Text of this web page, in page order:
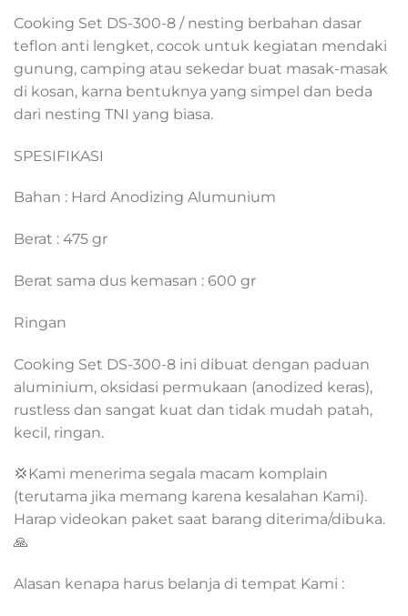
Cooking Set DS-300-8 / nesting berbahan dasar
teflon anti lengket, cocok untuk kegiatan mendaki
gunung, camping atau sekedar buat masak-masak
di kosan, karna bentuknya yang simpel dan beda
dari nesting TNI yang biasa.
SPESIFIKASI
Bahan : Hard Anodizing Alumunium
Berat : 475 gr
Berat sama dus kemasan : 600 gr
Ringan
Cooking Set DS-300-8 ini dibuat dengan paduan
aluminium, oksidasi permukaan (anodized keras),
rustless dan sangat kuat dan tidak mudah patah,
kecil, ringan.
💢Kami menerima segala macam komplain
(terutama jika memang karena kesalahan Kami).
Harap videokan paket saat barang diterima/dibuka.
🙏
Alasan kenapa harus belanja di tempat Kami :